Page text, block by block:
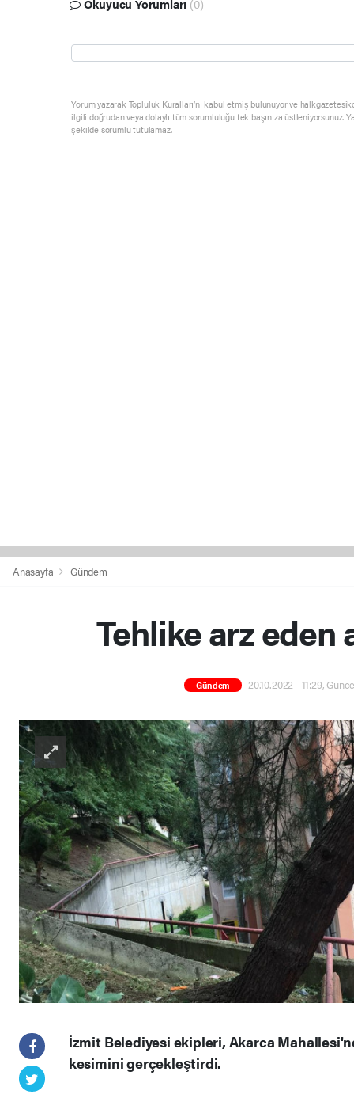
Okuyucu Yorumları (0)
Yorum yazarak Topluluk Kuralları’nı kabul etmiş bulunuyor ve
ilgili doğrudan veya dolaylı tüm sorumluluğu tek başınıza üstleniyorsunuz.
şekilde sorumlu tutulamaz.
Anasayfa Gündem
Tehlike arz
Gündem 20.10.2022 - 11:29,
İzmit Belediyesi ekipleri, Akarca
kesimini gerçekleştirdi.